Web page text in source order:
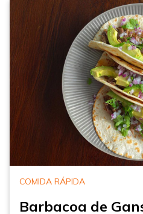
COMIDA RÁPIDA
Barbacoa de